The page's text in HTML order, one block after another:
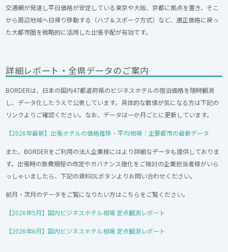
交通網が発達し平日価格が安定している東京や大阪、京都に拠点を置き、そこ
から周辺地域へ日帰り移動する（ハブ＆スポーク方式）など、適正価格に戻っ
た大都市圏を戦略的に活用した出張手配が有効です。
詳細レポート・全県データのご案内
BORDERは、日本の国内47都道府県のビジネスホテルの宿泊価格を随時観測
し、データ化したうえで公表しています。具体的な数値が気になる方は下記の
リンクよりご確認ください。なお、データは一か月ごとに更新しています。
【2026年最新】出張ホテルの価格推移・平均相場｜主要都市の最新データ
また、BORDERをご利用の法人企業様にはより詳細なデータも提供しておりま
す。出張時の旅費規程の改定やガバナンス強化をご検討の企業担当者様がいら
っしゃいましたら、下記の資料DLボタンよりお問い合わせください。
前月・次月のデータをご覧になりたい方はこちらをご覧ください。
【2026年5月】国内ビジネスホテル相場 定点観測レポート
【2026年6月】国内ビジネスホテル相場 定点観測レポート